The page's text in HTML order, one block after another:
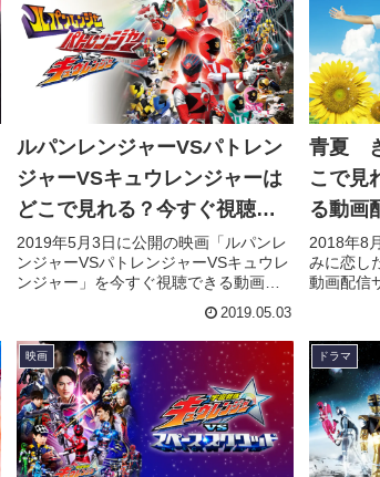
ルパンレンジャーVSパトレン
ジャーVSキュウレンジャーは
どこで見れる？今すぐ視聴で
きる動画配信サービスを紹
介！
2019年5月3日に公開の映画「ルパンレ
ンジャーVSパトレンジャーVSキュウレ
ンジャー」を今すぐ視聴できる動画配
信サービス（VOD）を徹底紹介。あら
すじやキャスト・声優、スタッフ、主
題歌の情報はもちろん、実際に見た人
の感想やレビューもまとめています。
2019.05.03
青夏
こで見
る動画
2018年8
みに恋し
動画配信
介。あ
ッフ、
に見た人
います。
映画 ドラマ